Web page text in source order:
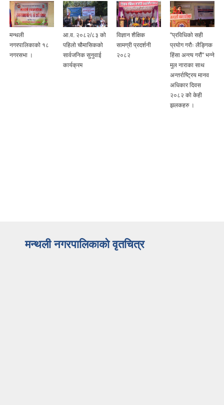
मन्थली
नगरपालिकाको १८
नगरसभा ।
आ.व. २०८२/८३ को
पहिलो चौमासिकको
सार्वजनिक सुनुवाई
कार्यक्रम
विज्ञान शैक्षिक
सामग्री प्रदर्शनी
२०८२
"प्रविधिको सही
प्रयोग गरौः लैङ्गिक
हिंसा अन्त्य गरौं" भन्ने
मुल नाराका साथ
अन्तर्राष्ट्रिय मानव
अधिकार दिवस
२०८२ को केही
झलकहरु ।
मन्थली नगरपालिकाको वृतचित्र